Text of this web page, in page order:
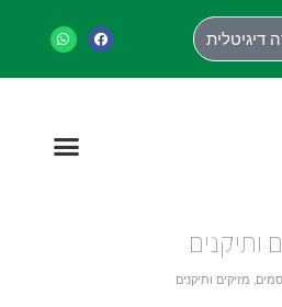
דיגיטלית
ותיקנים
מזיקים ותיקנים